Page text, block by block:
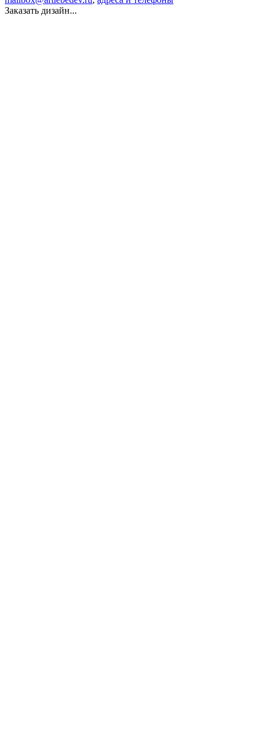
Заказать дизайн...